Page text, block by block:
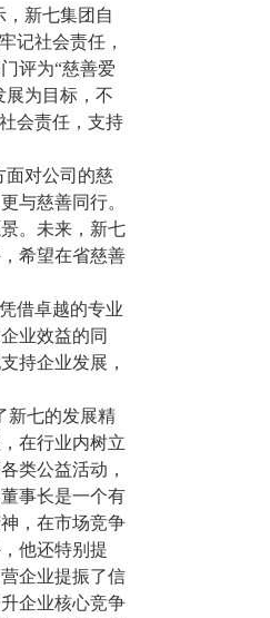
新七集团自
记社会责任，
评为“慈善爱
展为目标，不
会责任，支持
面对公司的慈
与慈善同行。
。未来，新七
希望在省慈善
借卓越的专业
业效益的同
持企业发展，
新七的发展精
在行业内树立
类公益活动，
事长是一个有
，在市场竞争
他还特别提
企业提振了信
企业核心竞争